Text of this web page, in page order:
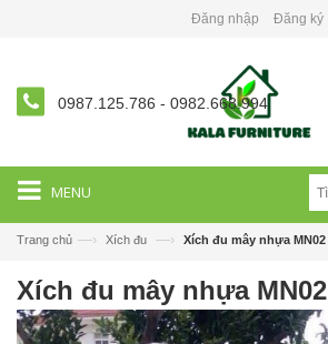
Đăng nhập Đăng ký
0987.125.786 - 0982.668.994
MENU
Trang chủ —› Xích đu —› Xích đu mây nhựa MN02
Xích đu mây nhựa MN02